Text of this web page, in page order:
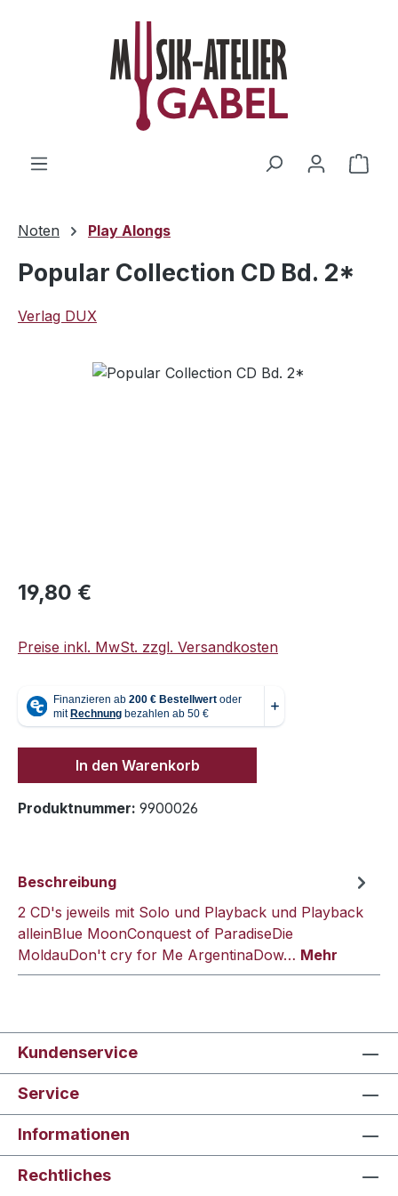
Zum Hauptinhalt springen
Noten Play Alongs
Popular Collection CD Bd. 2*
Verlag DUX
Regulärer Preis:
19,80 €
Preise inkl. MwSt. zzgl. Versandkosten
In den Warenkorb
Produktnummer: 9900026
Beschreibung
2 CD's jeweils mit Solo und Playback und Playback
alleinBlue MoonConquest of ParadiseDie
MoldauDon't cry for Me ArgentinaDow… Mehr
Kundenservice
Service
Informationen
Rechtliches